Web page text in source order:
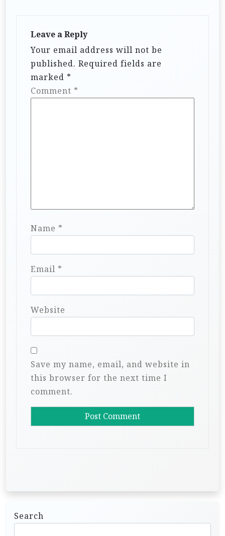
Leave a Reply
Your email address will not be
published. Required fields are
marked *
Comment *
Name *
Email *
Website
Save my name, email, and website in
this browser for the next time I
comment.
Search